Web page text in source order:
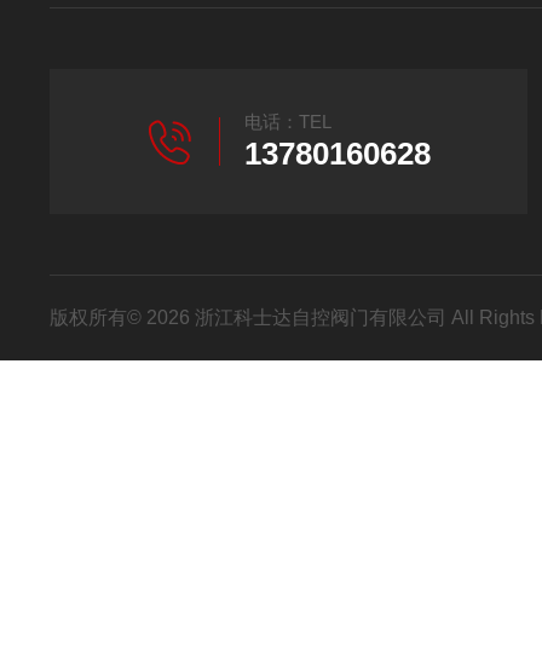
电话：TEL
13780160628
版权所有© 2026 浙江科士达自控阀门有限公司 All